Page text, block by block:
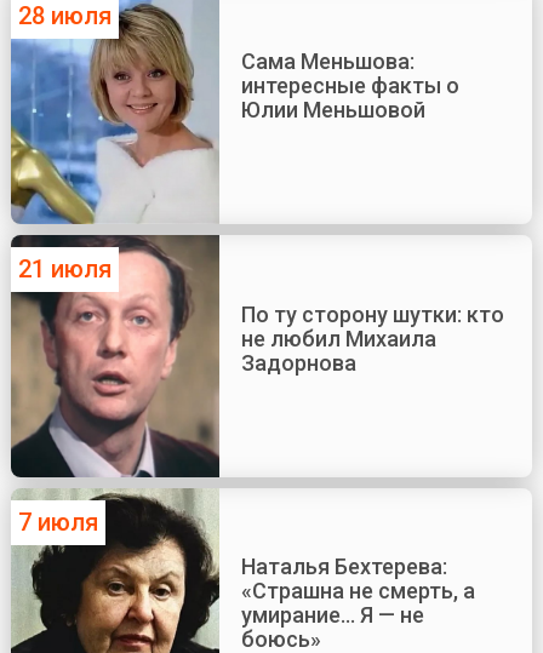
28 июля
Сама Меньшова:
интересные факты о
Юлии Меньшовой
21 июля
По ту сторону шутки: кто
не любил Михаила
Задорнова
7 июля
Наталья Бехтерева:
«Страшна не смерть, а
умирание... Я — не
боюсь»